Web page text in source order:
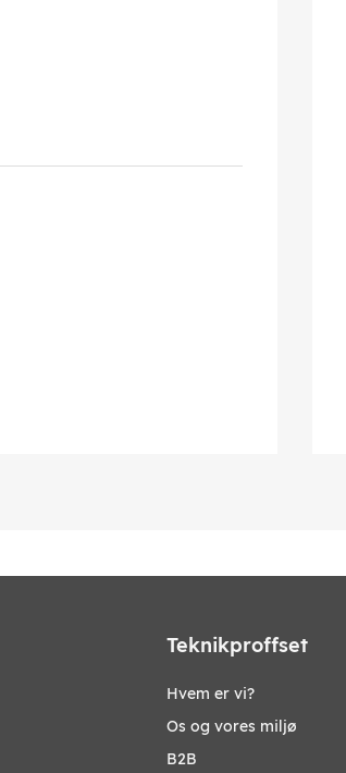
Teknikproffset
Hvem er vi?
Os og vores miljø
B2B